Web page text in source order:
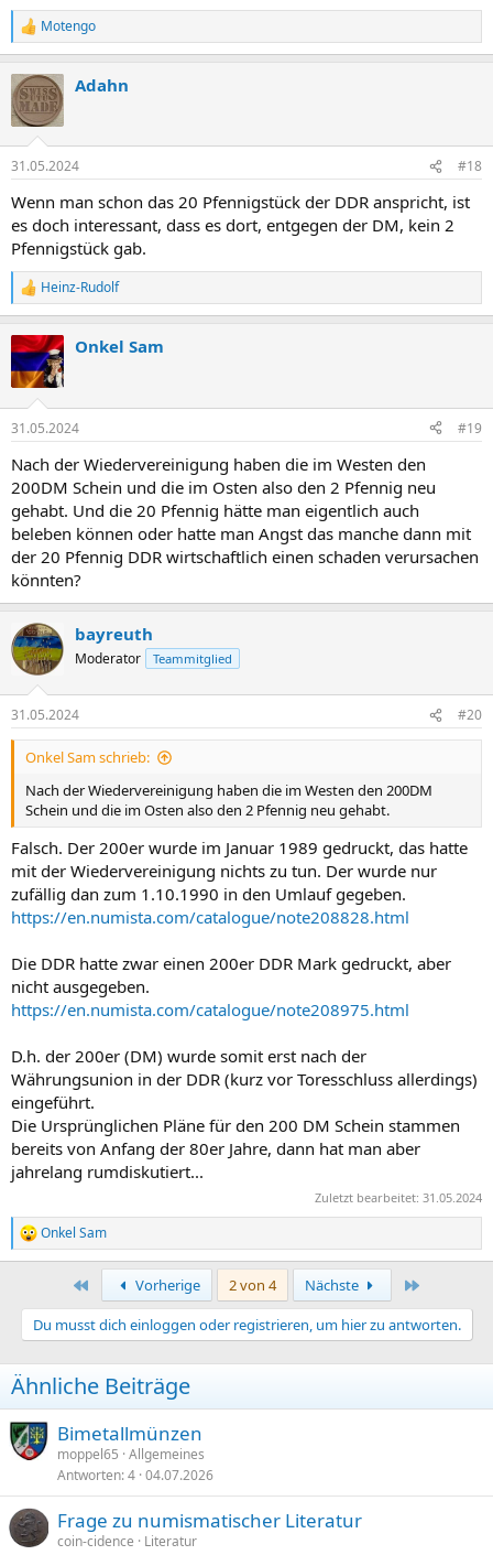
Im Zuge der Euroeinführung ist ja Deutschland nur einer der EU-
Staaten gewesen, die den Euro eingeführt haben. Ich vermute
einmal, dass andere Länder vor Einführung des Euros durchaus ein
Nominal zwischen der "10" und "50" im Umlauf hatten, sodass der
"20" in Form von 20-Euro-Cent durchaus wieder Anklang fand und
verwendet wurde.
R
e
k
t
i
e
:
Motengo
Adahn
31.05.2024 #18
Wenn man schon das 20 Pfennigstück der DDR anspricht, ist
es doch interessant, dass es dort, entgegen der DM, kein 2
Pfennigstück gab.
R
e
k
t
i
e
:
Heinz-Rudolf
Onkel Sam
31.05.2024 #19
Nach der Wiedervereinigung haben die im Westen den
200DM Schein und die im Osten also den 2 Pfennig neu
gehabt. Und die 20 Pfennig hätte man eigentlich auch
beleben können oder hatte man Angst das manche dann mit
der 20 Pfennig DDR wirtschaftlich einen schaden verursachen
könnten?
bayreuth
Moderator Teammitglied
31.05.2024 #20
Onkel Sam schrieb:
Nach der Wiedervereinigung haben die im Westen den 200DM
Schein und die im Osten also den 2 Pfennig neu gehabt.
Falsch. Der 200er wurde im Januar 1989 gedruckt, das hatte
mit der Wiedervereinigung nichts zu tun. Der wurde nur
zufällig dan zum 1.10.1990 in den Umlauf gegeben.
https://en.numista.com/catalogue/note208828.html
Die DDR hatte zwar einen 200er DDR Mark gedruckt, aber
nicht ausgegeben.
https://en.numista.com/catalogue/note208975.html
D.h. der 200er (DM) wurde somit erst nach der
Währungsunion in der DDR (kurz vor Toresschluss allerdings)
eingeführt.
Die Ursprünglichen Pläne für den 200 DM Schein stammen
bereits von Anfang der 80er Jahre, dann hat man aber
jahrelang rumdiskutiert...
Zuletzt bearbeitet: 31.05.2024
R
e
t
o
n
e
n
Onkel Sam
Erste Vorherige 2 von 4 Nächste
Du musst dich einloggen oder registrieren, um hier zu antworten.
Ähnliche Beiträge
Bimetallmünzen
moppel65 Allgemeines
Antworten 4 04.07.2026
Frage zu numismatischer Literatur
coin-cidence
Literatur